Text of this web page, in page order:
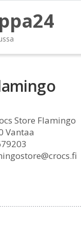
Store Flamingo
Vantaa